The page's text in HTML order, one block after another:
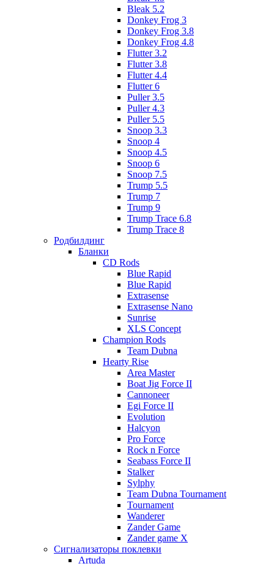
Bleak 5.2
Donkey Frog 3
Donkey Frog 3.8
Donkey Frog 4.8
Flutter 3.2
Flutter 3.8
Flutter 4.4
Flutter 6
Puller 3.5
Puller 4.3
Puller 5.5
Snoop 3.3
Snoop 4
Snoop 4.5
Snoop 6
Snoop 7.5
Trump 5.5
Trump 7
Trump 9
Trump Trace 6.8
Trump Trace 8
Родбилдинг
Бланки
CD Rods
Blue Rapid
Blue Rapid
Extrasense
Extrasense Nano
Sunrise
XLS Concept
Champion Rods
Team Dubna
Hearty Rise
Area Master
Boat Jig Force II
Cannoneer
Egi Force II
Evolution
Halcyon
Pro Force
Rock n Force
Seabass Force II
Stalker
Sylphy
Team Dubna Tournament
Tournament
Wanderer
Zander Game
Zander game X
Сигнализаторы поклевки
Artuda